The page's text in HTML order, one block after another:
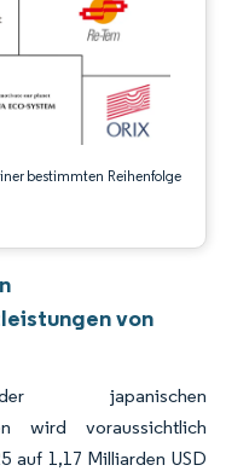
bestimmten Reihenfolge
von
japanischen
wird voraussichtlich
auf 1,17 Milliarden USD